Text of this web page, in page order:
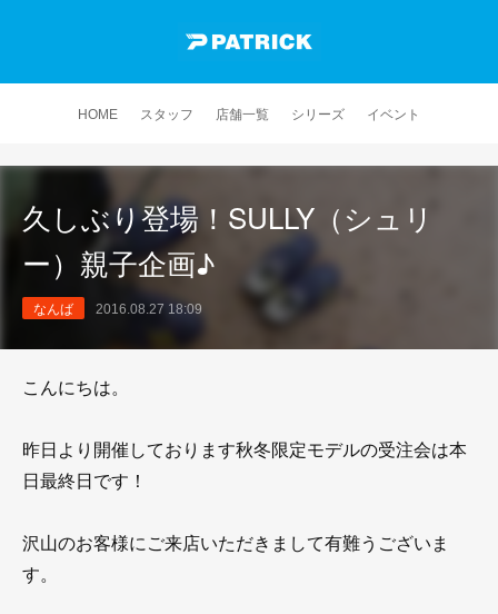
HOME スタッフ 店舗一覧 シリーズ イベント
久しぶり登場！SULLY（シュリ
ー）親子企画♪
なんば 2016.08.27 18:09
こんにちは。
昨日より開催しております秋冬限定モデルの受注会は本
日最終日です！
沢山のお客様にご来店いただきまして有難うございま
す。